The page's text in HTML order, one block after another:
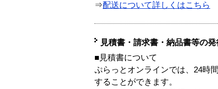
⇒配送について詳しくはこちら
見積書・請求書・納品書等の
■見積書について
ぷらっとオンラインでは、24時
することができます。